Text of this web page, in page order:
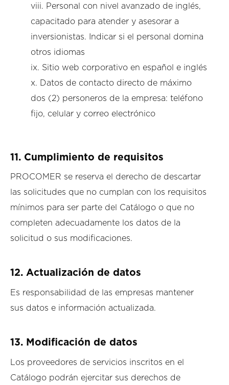
viii. Personal con nivel avanzado de inglés,
capacitado para atender y asesorar a
inversionistas. Indicar si el personal domina
otros idiomas
ix. Sitio web corporativo en español e inglés
x. Datos de contacto directo de máximo
dos (2) personeros de la empresa: teléfono
fijo, celular y correo electrónico
11. Cumplimiento de requisitos
PROCOMER se reserva el derecho de descartar
las solicitudes que no cumplan con los requisitos
mínimos para ser parte del Catálogo o que no
completen adecuadamente los datos de la
solicitud o sus modificaciones.
12. Actualización de datos
Es responsabilidad de las empresas mantener
sus datos e información actualizada.
13. Modificación de datos
Los proveedores de servicios inscritos en el
Catálogo podrán ejercitar sus derechos de